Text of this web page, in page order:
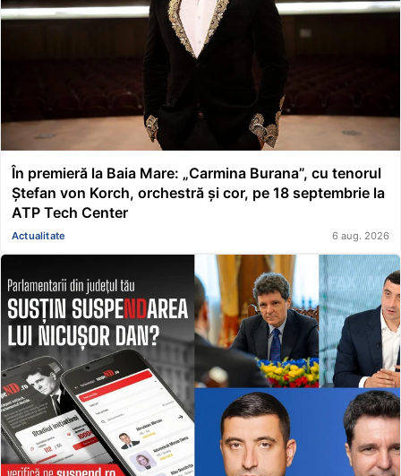
În premieră la Baia Mare: „Carmina Burana”, cu tenorul
Ștefan von Korch, orchestră și cor, pe 18 septembrie la
ATP Tech Center
Actualitate 6 aug. 2026